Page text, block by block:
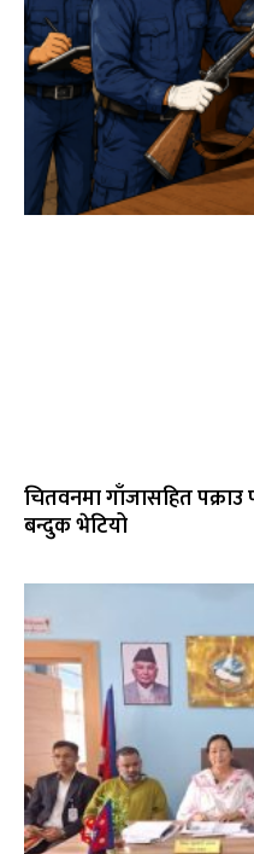
चितवनमा गाँजासहित
बन्दुक भेटियो